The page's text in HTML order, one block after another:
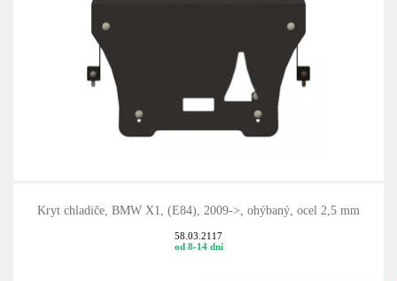
Kryt chladiče, BMW X1, (E84), 2009->, ohýbaný, ocel 2,5 mm
58.03.2117
od 8-14 dní